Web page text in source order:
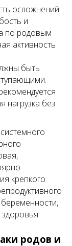
осложнений
и
по родовым
активность
быть
нагрузка без
крепкого
родов и